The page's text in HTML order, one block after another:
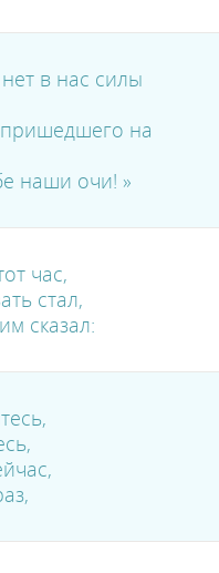
в нас силы
на
наши очи! »
час,
стал,
сказал: